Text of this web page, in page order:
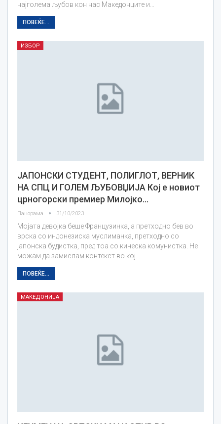
најголема љубов кон нас Македонците и…
ПОВЕЌЕ...
ИЗБОР
ЈАПОНСКИ СТУДЕНТ, ПОЛИГЛОТ, ВЕРНИК
НА СПЦ И ГОЛЕМ ЉУБОВЏИЈА Кој е новиот
црногорски премиер Милојко…
Панорама 31/10/2023
Мојата девојка беше Французинка, а претходно бев во
врска со индонезиска муслиманка, претходно со
јапонскa будистка, пред тоа со кинеска комунистка. Не
можам да замислам контекст во кој…
ПОВЕЌЕ...
МАКЕДОНИЈА